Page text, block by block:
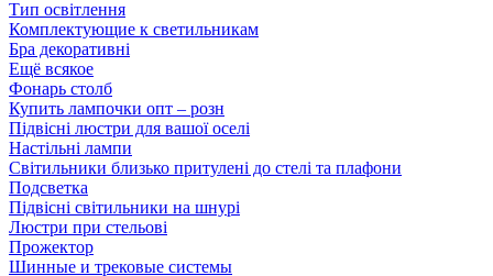
Тип освітлення
Комплектующие к светильникам
Бра декоративні
Ещё всякое
Фонарь столб
Купить лампочки опт – розн
Підвісні люстри для вашої оселі
Настільні лампи
Світильники близько притулені до стелі та плафони
Подсветка
Підвісні світильники на шнурі
Люстри при стельові
Прожектор
Шинные и трековые системы